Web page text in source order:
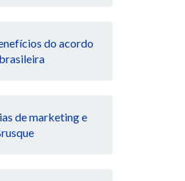
do acordo
de marketing e